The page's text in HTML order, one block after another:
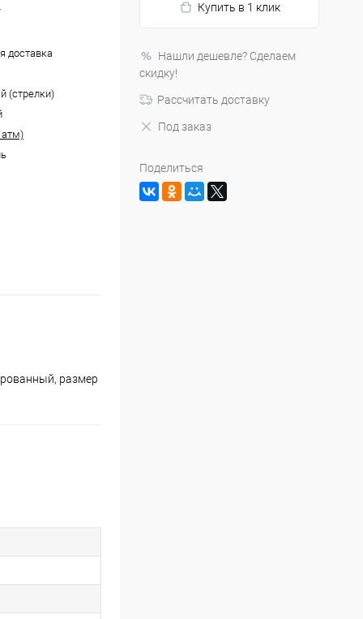
доставка
(стрелки)
атм)
размер
Купить в 1 клик
Нашли дешевле? Сделаем
скидку!
Рассчитать доставку
Под заказ
Поделиться